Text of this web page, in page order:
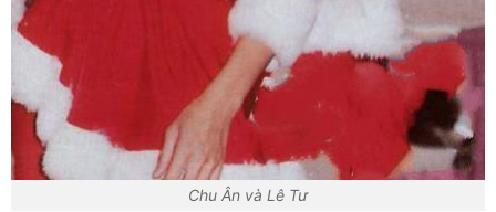
Chu Ân và Lê Tư